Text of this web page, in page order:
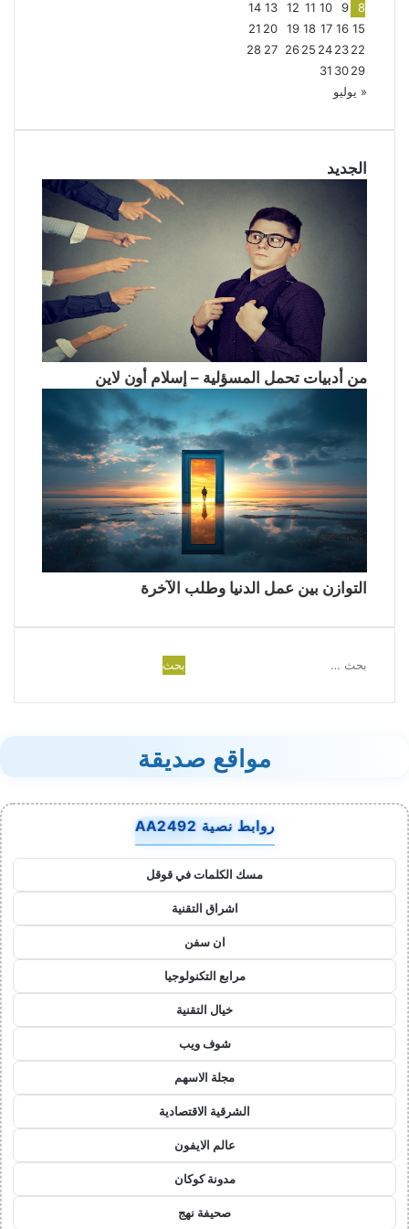
الخلاف
8
9
10
11
12
13
14
15
16
17
18
19
20
21
22
23
24
25
26
27
28
29
30
31
« يوليو
الجديد
من أدبيات تحمل المسؤلية – إسلام أون لاين
التوازن بين عمل الدنيا وطلب الآخرة
البحث
مواقع صديقة
روابط نصية AA2492
مسك الكلمات في قوقل
اشراق التقنية
ان سفن
مرابع التكنولوجيا
خيال التقنية
شوف ويب
مجلة الاسهم
الشرقية الاقتصادية
عالم الايفون
مدونة كوكان
صحيفة نهج